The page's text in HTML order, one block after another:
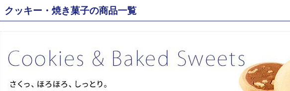
クッキー・焼き菓子の商品一覧